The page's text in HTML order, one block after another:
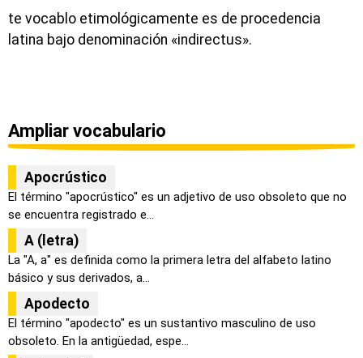
te vocablo etimológicamente es de procedencia
latina bajo denominación «indirectus».
Ampliar vocabulario
Apocrústico
El término "apocrústico" es un adjetivo de uso obsoleto que no
se encuentra registrado e...
A (letra)
La "A, a" es definida como la primera letra del alfabeto latino
básico y sus derivados, a...
Apodecto
El término "apodecto" es un sustantivo masculino de uso
obsoleto. En la antigüedad, espe...